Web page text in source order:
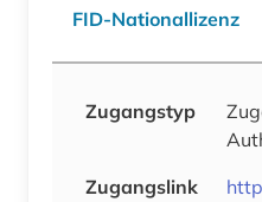
FID-Nationallizenz
Zugangstyp
Zugangslink